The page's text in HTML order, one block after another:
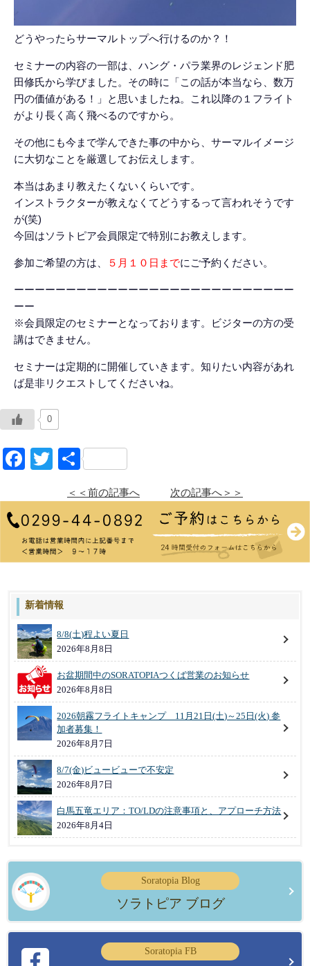
どうやったらサーマルトップへ行けるのか？！
セミナーの内容の一部は、ハング・パラ業界のレジェンド肥
田修氏から学びました。その時に「この話が本当なら、数万
円の価値がある！」と思いましたね。これ以降の１フライト
がより長く高く飛べるのですから。
その他にも今まで学んできた事の中から、サーマルイメージ
に大切なことを厳選してお伝えします。
本当はあまり教えたくないくらいです。
インストラクターが教えなくてどうするって言われそうです
が(笑)
今回はソラトピア会員限定で特別にお教えします。
参加ご希望の方は、 ５月１０日までにご予約ください。
ーーーーーーーーーーーーーーーーーーーーーーーーーーー
ーー
※会員限定のセミナーとなっております。ビジターの方の受
講はできません。
セミナーは定期的に開催していきます。知りたい内容があれ
ば是非リクエストしてくださいね。
0
Facebook
Twitter
共
＜＜前の記事へ 次の記事へ＞＞
新着情報
8/8(土)程よい夏日
2026年8月8日
お盆期間中のSORATOPIAつくば営業のお知らせ
2026年8月8日
2026朝霧フライトキャンプ 11月21日(土)～25日(火) 参
加者募集！
2026年8月7日
8/7(金)ビュービューで不安定
2026年8月7日
白馬五竜エリア：TO/LDの注意事項と、アプローチ方法
2026年8月4日
Soratopia Blog
ソラトピア ブログ
Soratopia FB